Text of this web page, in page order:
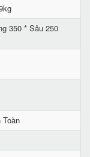
350 * Sâu 250
Toàn